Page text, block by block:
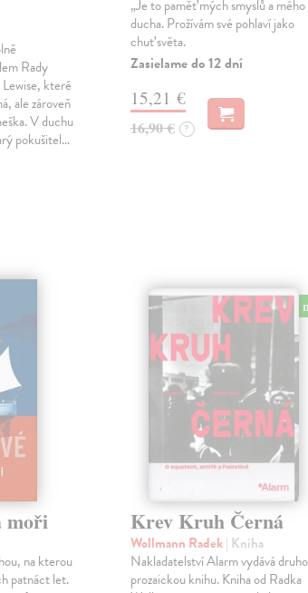
Rady
Lewise, které
ale zároveň
V duchu
pokušitel…
„Je to paměť mých smyslů a mého
ducha. Prožívám své pohlaví jako
chuť světa.
Zasielame do 12 dní
15,21 €
16,90 € ?
moři
na kterou
patnáct let.
Krev Kruh Černá
Wollmann Radek| Kniha
Nakladatelství Alarm vydává
prozaickou knihu. Kniha od Radka